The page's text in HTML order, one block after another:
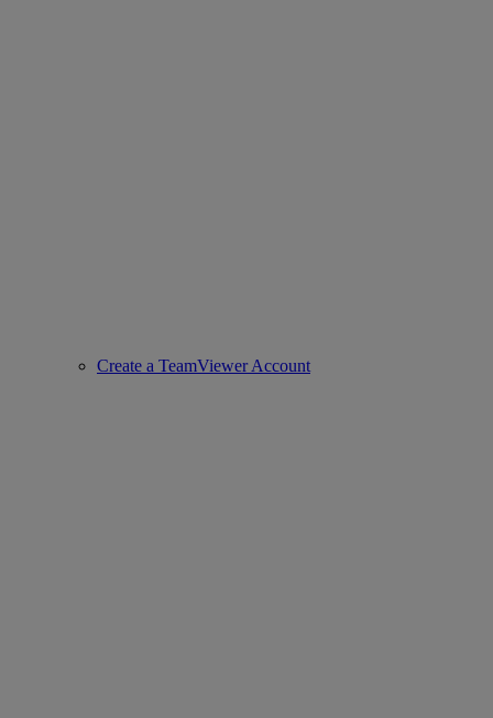
Create a TeamViewer Account